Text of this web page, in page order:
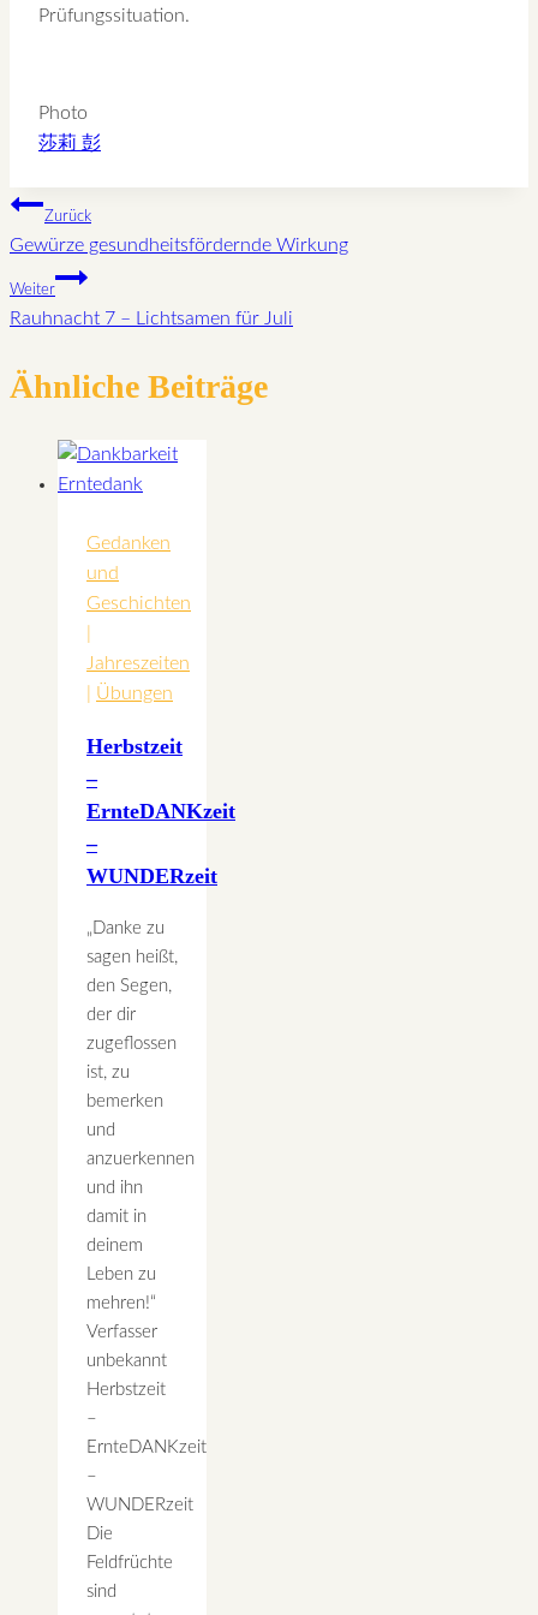
Prüfungssituation.
Photo
莎莉 彭
Beitragsnavigation
Zurück
Gewürze gesundheitsfördernde Wirkung
Weiter
Rauhnacht 7 – Lichtsamen für Juli
Ähnliche Beiträge
Gedanken
und
Geschichten
Jahreszeiten
Übungen
Herbstzeit
–
ErnteDANKzeit
–
WUNDERzeit
„Danke zu
sagen heißt,
den Segen,
der dir
zugeflossen
ist, zu
bemerken
und
anzuerkennen
und ihn
damit in
deinem
Leben zu
mehren!“
Verfasser
unbekannt
Herbstzeit
–
ErnteDANKzeit
–
WUNDERzeit
Die
Feldfrüchte
sind